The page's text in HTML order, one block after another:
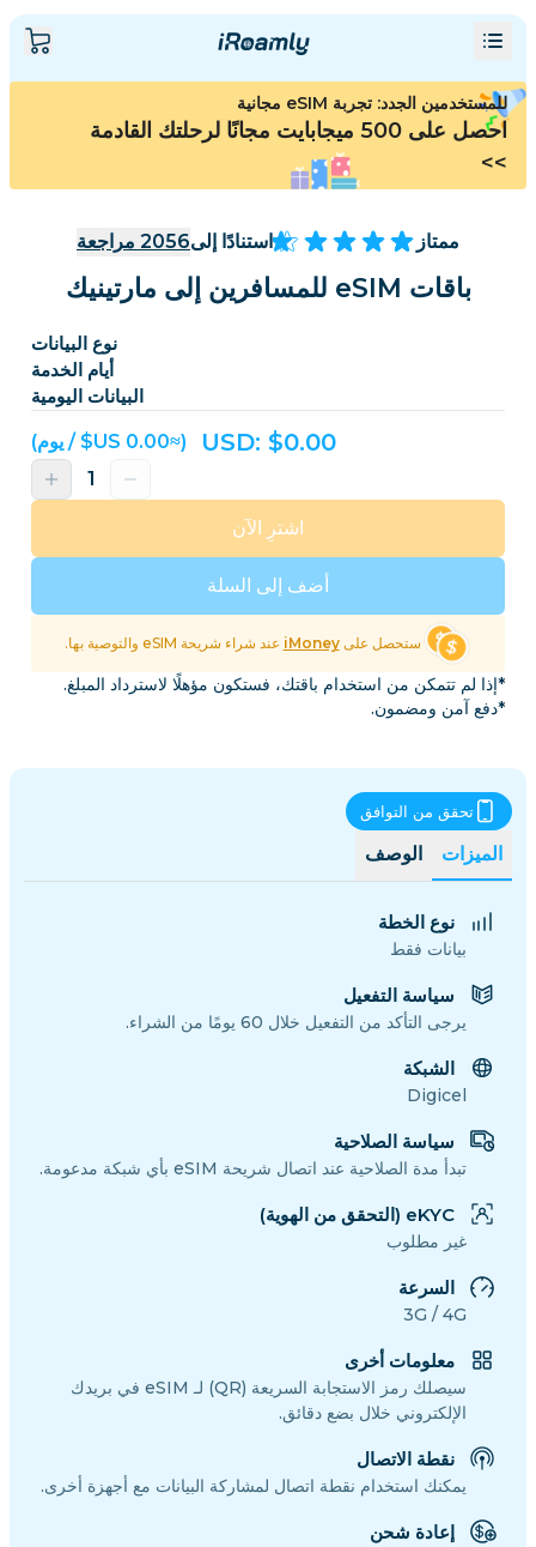
للمستخدمين الجدد: تجربة eSIM مجانية
احصل على 500 ميجابايت مجانًا لرحلتك القادمة
>>
ممتاز استنادًا إلى2056 مراجعة
باقات eSIM للمسافرين إلى مارتينيك
نوع البيانات
أيام الخدمة
البيانات اليومية
USD: $0.00 (≈‏0.00 US$ / يوم)
أضف إلى السلة
اشترِ الآن
ستحصل علىiMoney عند شراء شريحة eSIM والتوصية بها.
*إذا لم تتمكن من استخدام باقتك، فستكون مؤهلًا لاسترداد المبلغ.
*دفع آمن ومضمون.
الميزات الوصف
تحقق من التوافق
نوع الخطة
بيانات فقط
سياسة التفعيل
يرجى التأكد من التفعيل خلال 60 يومًا من الشراء.
الشبكة
Digicel
سياسة الصلاحية
تبدأ مدة الصلاحية عند اتصال شريحة eSIM بأي شبكة مدعومة.
eKYC (التحقق من الهوية)
غير مطلوب
السرعة
3G / 4G
معلومات أخرى
سيصلك رمز الاستجابة السريعة (QR) لـ eSIM في بريدك
الإلكتروني خلال بضع دقائق.
نقطة الاتصال
يمكنك استخدام نقطة اتصال لمشاركة البيانات مع أجهزة أخرى.
إعادة شحن